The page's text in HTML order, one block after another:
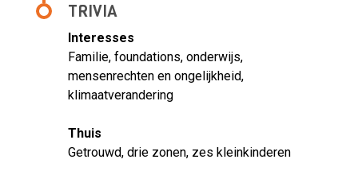
TRIVIA
Interesses
Familie, foundations, onderwijs,
mensenrechten en ongelijkheid,
klimaatverandering
Thuis
Getrouwd, drie zonen, zes kleinkinderen